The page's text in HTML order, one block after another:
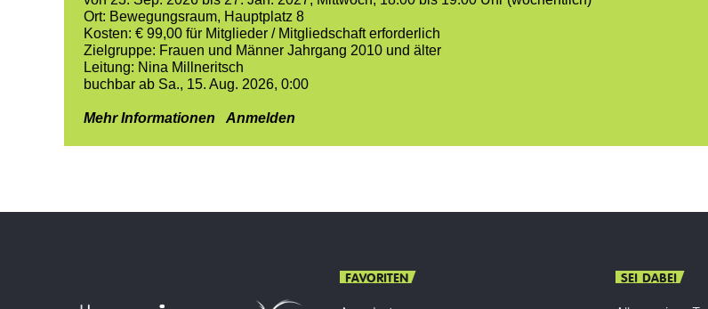
Ort: Bewegungsraum, Hauptplatz 8
Kosten: € 99,00 für Mitglieder / Mitgliedschaft erforderlich
Zielgruppe: Frauen und Männer Jahrgang 2010 und älter
Leitung: Nina Millneritsch
buchbar ab Sa., 15. Aug. 2026, 0:00
Mehr Informationen Anmelden
FAVORITEN SEI DABEI